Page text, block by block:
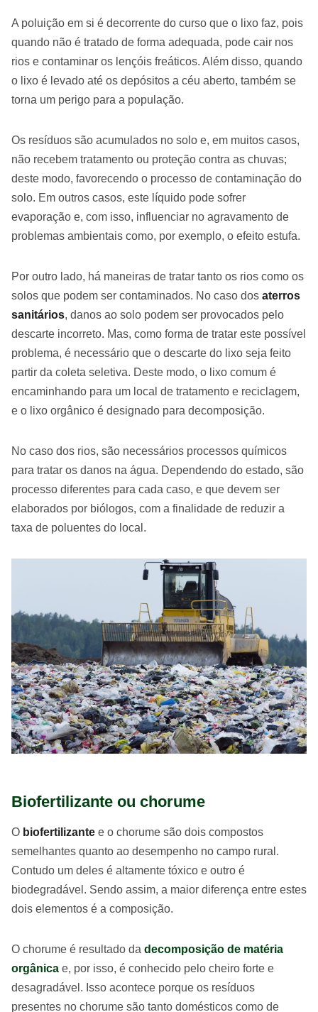
A poluição em si é decorrente do curso que o lixo faz, pois
quando não é tratado de forma adequada, pode cair nos
rios e contaminar os lençóis freáticos. Além disso, quando
o lixo é levado até os depósitos a céu aberto, também se
torna um perigo para a população.
Os resíduos são acumulados no solo e, em muitos casos,
não recebem tratamento ou proteção contra as chuvas;
deste modo, favorecendo o processo de contaminação do
solo. Em outros casos, este líquido pode sofrer
evaporação e, com isso, influenciar no agravamento de
problemas ambientais como, por exemplo, o efeito estufa.
Por outro lado, há maneiras de tratar tanto os rios como os
solos que podem ser contaminados. No caso dos aterros
sanitários, danos ao solo podem ser provocados pelo
descarte incorreto. Mas, como forma de tratar este possível
problema, é necessário que o descarte do lixo seja feito
partir da coleta seletiva. Deste modo, o lixo comum é
encaminhando para um local de tratamento e reciclagem,
e o lixo orgânico é designado para decomposição.
No caso dos rios, são necessários processos químicos
para tratar os danos na água. Dependendo do estado, são
processo diferentes para cada caso, e que devem ser
elaborados por biólogos, com a finalidade de reduzir a
taxa de poluentes do local.
Biofertilizante ou chorume
O biofertilizante e o chorume são dois compostos
semelhantes quanto ao desempenho no campo rural.
Contudo um deles é altamente tóxico e outro é
biodegradável. Sendo assim, a maior diferença entre estes
dois elementos é a composição.
O chorume é resultado da decomposição de matéria
orgânica e, por isso, é conhecido pelo cheiro forte e
desagradável. Isso acontece porque os resíduos
presentes no chorume são tanto domésticos como de